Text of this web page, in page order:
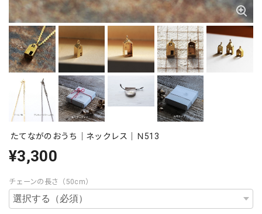
たてながのおうち｜ネックレス｜Ｎ513
¥3,300
チェーンの長さ（50cm）